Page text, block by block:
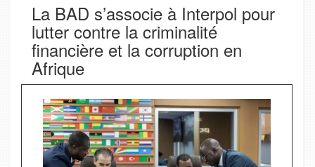
La BAD s’associe à Interpol pour
lutter contre la criminalité
financière et la corruption en
Afrique